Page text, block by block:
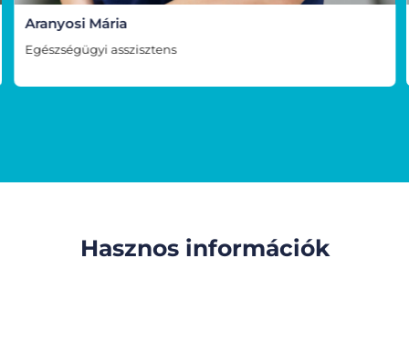
Aranyosi Mária
Egészségügyi asszisztens
Hasznos információk